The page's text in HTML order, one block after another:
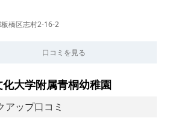
橋区志村2-16-2
口コミを見る
化大学附属青桐幼稚園
アップ口コミ